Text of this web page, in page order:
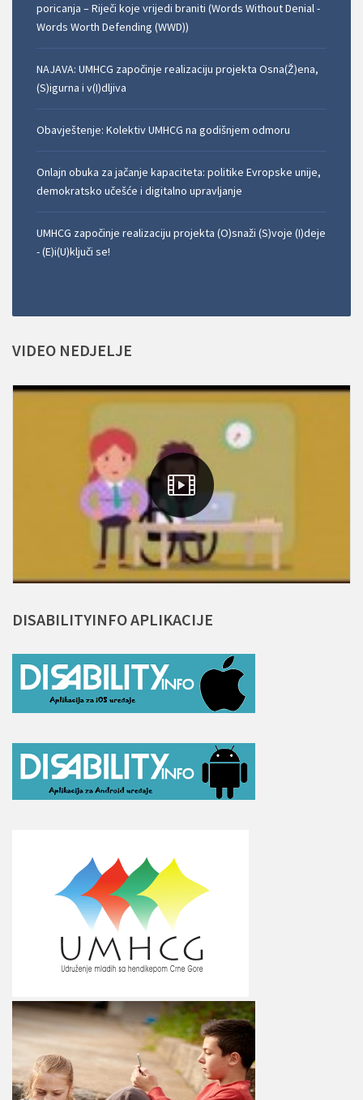
poricanja – Riječi koje vrijedi braniti (Words Without Denial -
Words Worth Defending (WWD))
NAJAVA: UMHCG započinje realizaciju projekta Osna(Ž)ena,
(S)igurna i v(I)dljiva
Obavještenje: Kolektiv UMHCG na godišnjem odmoru
Onlajn obuka za jačanje kapaciteta: politike Evropske unije,
demokratsko učešće i digitalno upravljanje
UMHCG započinje realizaciju projekta (O)snaži (S)voje (I)deje
- (E)i(U)ključi se!
VIDEO NEDJELJE
DISABILITYINFOAPLIKACIJE